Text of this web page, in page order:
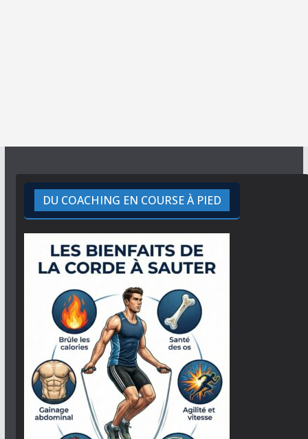
DU COACHING EN COURSE À PIED